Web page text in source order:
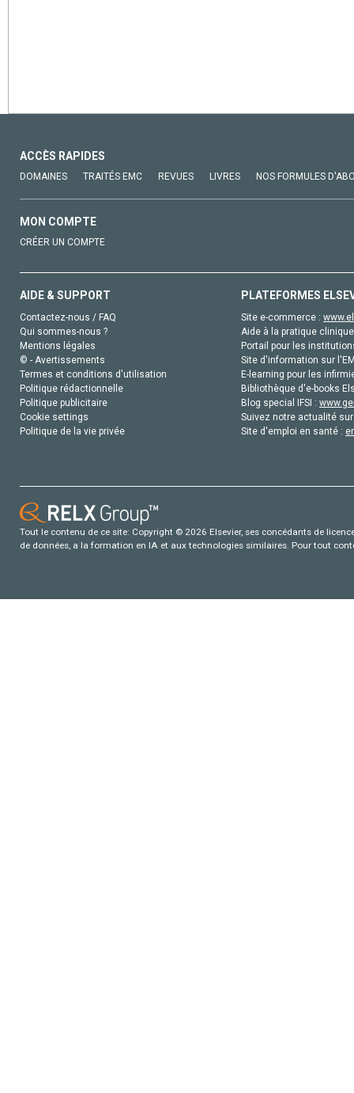
ACCÈS RAPIDES
DOMAINES TRAITÉS EMC REVUES LIVRES NOS FORMULES
MON COMPTE
CRÉER UN COMPTE
AIDE & SUPPORT
Contactez-nous / FAQ
Qui sommes-nous ?
Mentions légales
© - Avertissements
Termes et conditions d'utilisation
Politique rédactionnelle
Politique publicitaire
Cookie settings
Politique de la vie privée
PLATEFORMES
Site e-commerce :
Aide à la pratique
Portail pour les
Site d'information sur
E-learning pour les
Bibliothèque d'e-books
Blog special IFSI :
Suivez notre actualité
Site d'emploi en santé :
Tout le contenu de ce site: Copyright © 2026 Elsevier, ses concédants de
de données, a la formation en IA et aux technologies similaires. Pour tout